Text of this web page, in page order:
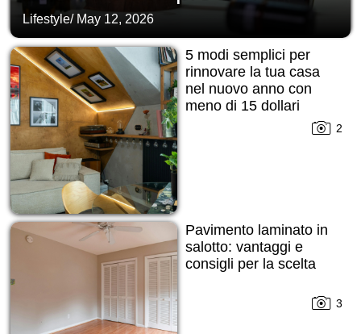
Lifestyle/ May 12, 2026
5 modi semplici per
rinnovare la tua casa
nel nuovo anno con
meno di 15 dollari
2
Pavimento laminato in
salotto: vantaggi e
consigli per la scelta
3